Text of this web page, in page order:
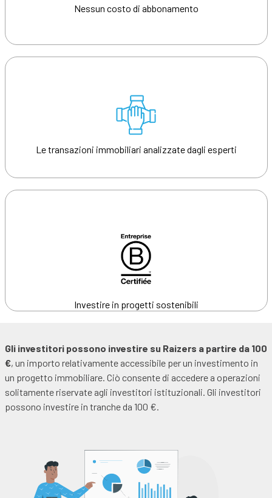
Nessun costo di abbonamento
Le transazioni immobiliari analizzate dagli esperti
Investire in progetti sostenibili
Gli investitori possono investire su Raizers a partire da 100
€, un importo relativamente accessibile per un investimento in
un progetto immobiliare. Ciò consente di accedere a operazioni
solitamente riservate agli investitori istituzionali. Gli investitori
possono investire in tranche da 100 €.